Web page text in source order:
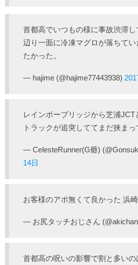
首都高でいつもの様に事故渋滞
辺り一面に冷凍マグロが落ちてい
たかった。
— hajime (@hajime77443938)
レインボーブリッジから芝浦
トラックが追突しててまだ挟ま
— CelesteRunner(G爺)
14日
お客様のアポ無くて良かった 浜
— お尻タッチおじさん
首都高の呪いの影響で割と多い